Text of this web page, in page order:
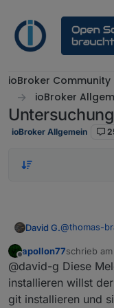
ioBroker Community
ioBroker
ioBroker Allgemein
David G.@thomas-
Hab die
Hier ist Sie
Offline
apollon77schrieb am
zuletzt
@david-g Diese
installieren willst
git installieren und